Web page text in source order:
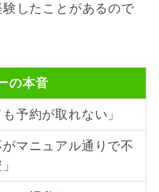
したことがあるので
の本音
予約が取れない」
がマニュアル通りで不